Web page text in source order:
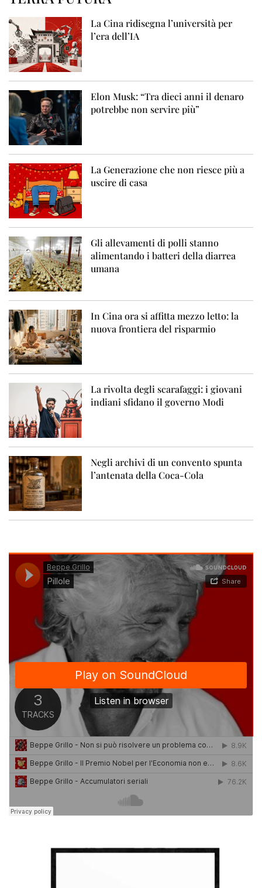
La Cina ridisegna l’università per
l’era dell’IA
Elon Musk: “Tra dieci anni il denaro
potrebbe non servire più”
La Generazione che non riesce più a
uscire di casa
Gli allevamenti di polli stanno
alimentando i batteri della diarrea
umana
In Cina ora si affitta mezzo letto: la
nuova frontiera del risparmio
La rivolta degli scarafaggi: i giovani
indiani sfidano il governo Modi
Negli archivi di un convento spunta
l’antenata della Coca-Cola